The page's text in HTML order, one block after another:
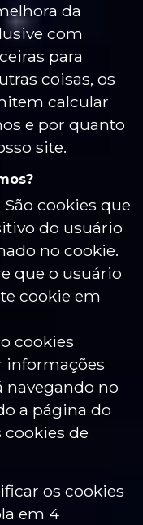
da
com
para
coisas, os
calcular
e por quanto
site.
São cookies que
do usuário
no cookie.
que o usuário
cookie em
cookies
informações
navegando no
a página do
cookies de
os cookies
em 4